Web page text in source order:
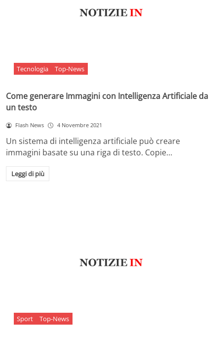
Tecnologia Top-News
Come generare Immagini con Intelligenza Artificiale da
un testo
Flash News 4 Novembre 2021
Un sistema di intelligenza artificiale può creare
immagini basate su una riga di testo. Copie…
Leggi di più
Sport Top-News